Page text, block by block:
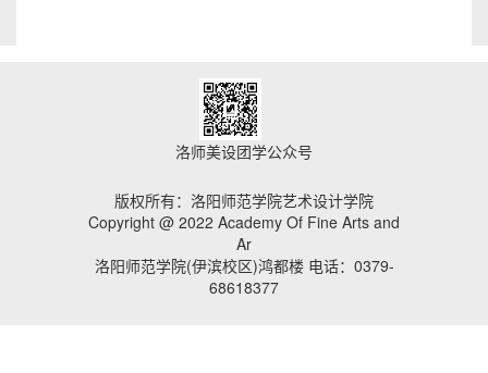
洛师美设团学公众号
版权所有：洛阳师范学院艺术设计学院
Copyright @ 2022 Academy Of Fine Arts and
Ar
洛阳师范学院(伊滨校区)鸿都楼 电话：0379-
68618377